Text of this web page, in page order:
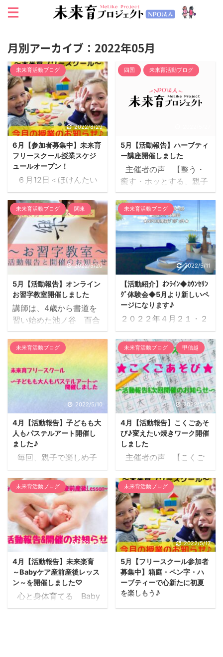
月別アーカイブ：2022年05月
未来育活動ブログ
2022/8/29
6月【参加者募集中】未来育
フリースクール授業スケジ
ュールオープン！
６月12日＜ほけんたい
いく＞ を学んでみよ
う！ 【ほけんたいい
く 自分の身体の仕組み
をもっと知ってみよう】
講師：筑井由紀子さん
●日程（Zoomで開催）
６月12日（日）午前11
時〜12時 ●内容（参加
無料） 今月は、図解を使
いながら、 お子様にもわ
かりやすく 生殖器のはた
らきをお伝えします！ 親
だけ、子供だけの参加も
歓迎です♪ ＜参加方法
＞ 当日お時間になりまし
たら、 下記のzoomURL
四国 未来育活動ブログ
5月【活動報告】ハーブティ
ー講座開催しました
主催者の声 【整う・
癒す・ホッとする、親子
ハーブティー講座】 講
師：牛嶋 まどかさん メ
ディカルハーバルセラピ
スト、ハーブティソムリ
エ 5月22日にハーブテ
ィー講座を開催しまし
た！ 今回の講座では、リ
クエストを頂いた”フェ
ンネル”について 学んで
いただきました。 フェン
ネルだけでは飲みにくさ
を感じる方もいらっしゃ
るので、 味と効能の相性
が良いハーブ、レモング
ラスとレモンバームにつ
いてもお伝えしました。
これらには共通する効
能がありますが、それぞ
れ作用 ...
未来育活動ブログ 関東
2022/5/20
5月【活動報告】オンライン
お習字教室開催しました
講師は、4歳から書道を
習い始めた池ノ谷 百合
子さん。 大人も子どもも
楽しめるオンラインお習
字教室をフリースクール
で毎月1回開催されてい
ます。 ＜月ごとに
開催されるお好きなコー
スにご参加いただけま
す！＞ ●書道クラス ●
筆ペンクラス ●硬筆クラ
ス ●綺麗な字を書こう！
クラス（綺麗な字を書く
コツを教えます） ✾池
ノ谷さんからのメッセー
ジ✾ お習字教室では、み
なさんがイメージしてい
るお習字のスタイルでは
なく 筆を使って書くとき
の手の感覚 筆と ...
未来育活動ブログ
2022/5/11
【活動紹介】ｵﾝﾗｲﾝ◆ｶｳﾝｾﾘﾝ
ｸﾞ体験会◆5月より新しいペ
ージになります♪
２０２２年４月２１・２
２日（木・金） 第１８
回 カウンセリング体験
会を開催しました。 ４月
体験会開催報告 ４月２
１・２２日第１８回カウ
ンセリング体験会を開催
いたしました。 今回は一
般の方１名カウンセリン
グ、会員さま１名SASセ
ッションを提供させてい
ただきました。 ありがと
うございました。 お話を
っしゃれば 自分に起こっ
ている出来事から過去の
傷や誤解を紐解いてゆき
たい、方もいらっしゃい
ます。 わたしたちは、そ
の方のご希望に合わせて
提供しています。 また、
お悩みも 日常のうまくい
かない人 ...
未来育活動ブログ
2022/5/10
4月【活動報告】子どもも大
人もパステルアート開催し
ました♪
毎回、親子で楽しめ子
供も大人も夢中になっち
ゃうパステルアート♪
小学生のお子様は、授業
後も お友達にプレゼント
用として何枚も描いちゃ
うそうです！ 最近は、
お友達とのやり取りはお
子様の間でも メールなど
が主流になっていますが
誰か大切な人へ、そして
自分へ愛と想いを込めて
楽しく描いたものは心も
未来育活動ブログ 甲信越
2022/5/10
4月【活動報告】こくごあそ
び♪変えたい焼きワーク開催
しました
主催者の声 【こくご
あそび】 講師：浦野 香
絵さん 4月1日と12日
に こくごあそび♪「変え
たいやきカード」で、 あ
なたの強 みを発見しよ
う!」を開催しました。 3
名の方にご参加いただき
新年度始まりの4月とい
うことで、 新しい行動に
つながる良い機会になっ
たように感じました！
未来育活動ブログ
2022/5/1
4月【活動報告】未来楽育
～Babyケア産前産後レッス
ン～を開催しました♡
心と身体育てる Baby
ケア産前産後レッスン開
未来育活動ブログ
2022/5/17
5月【フリースクール参加者
募集中】箱庭・ペン字・ハ
ーブティーで心新たに初夏
を楽しもう♪
5月14日※対面のみ＜箱